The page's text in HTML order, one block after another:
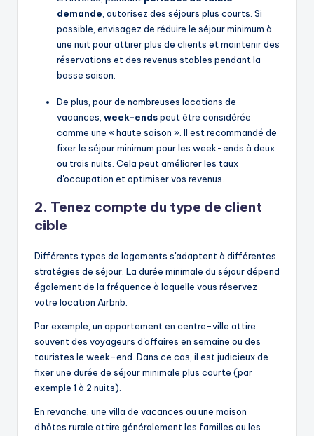
demande , autorisez des séjours plus courts. Si
possible, envisagez de réduire le séjour minimum à
une nuit pour attirer plus de clients et maintenir des
réservations et des revenus stables pendant la
basse saison.
De plus, pour de nombreuses locations de
vacances, week-endspeut être considérée
comme une « haute saison ». Il est recommandé de
fixer le séjour minimum pour les week-ends à deux
ou trois nuits. Cela peut améliorer les taux
d'occupation et optimiser vos revenus.
2. Tenez compte du type de client
cible
Différents types de logements s'adaptent à différentes
stratégies de séjour. La durée minimale du séjour dépend
également de la fréquence à laquelle vous réservez
votre location Airbnb.
Par exemple, un appartement en centre-ville attire
souvent des voyageurs d'affaires en semaine ou des
touristes le week-end. Dans ce cas, il est judicieux de
fixer une durée de séjour minimale plus courte (par
exemple 1 à 2 nuits).
En revanche, une villa de vacances ou une maison
d'hôtes rurale attire généralement les familles ou les